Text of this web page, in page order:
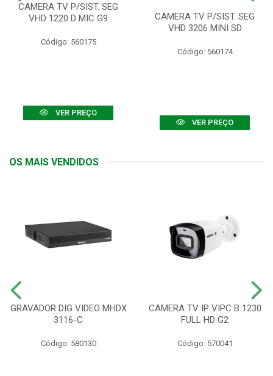
CAMERA TV P/SIST. SEG
VHD 1220 D MIC G9
Código: 560175
VER PREÇO
CAMERA TV P/SIST. SEG
VHD 3206 MINI SD
Código: 560174
VER PREÇO
OS MAIS VENDIDOS
GRAVADOR DIG VIDEO MHDX
3116-C
Código: 580130
CAMERA TV IP VIPC B 1230
FULL HD G2
Código: 570041